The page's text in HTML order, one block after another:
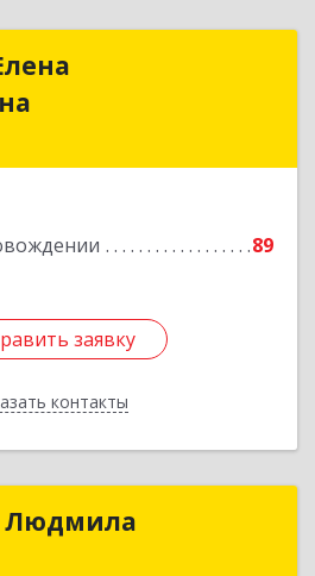
89
заявку
контакты
ИП Хаирова Елена
заявку
Назад
ЛюдмилаЛюдмила